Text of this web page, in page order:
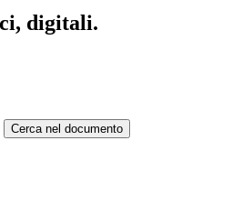
digitali.
Cerca nel documento